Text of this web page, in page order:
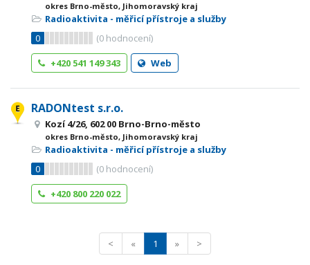
okres Brno-město, Jihomoravský kraj
Radioaktivita - měřicí přístroje a služby
0
(0 hodnocení)
+420 541 149 343
Web
RADONtest s.r.o.
Kozí 4/26, 602 00 Brno-Brno-město
okres Brno-město, Jihomoravský kraj
Radioaktivita - měřicí přístroje a služby
0
(0 hodnocení)
+420 800 220 022
< « 1 » >